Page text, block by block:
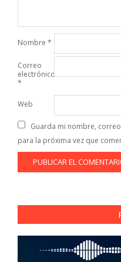
Nombre *
Correo
electrónico
*
Web
Guarda mi nombre,
para la próxima vez que